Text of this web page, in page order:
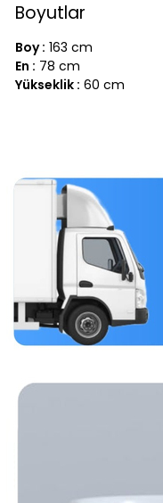
Boyutlar
Boy : 163 cm
En : 78 cm
Yükseklik : 60 cm